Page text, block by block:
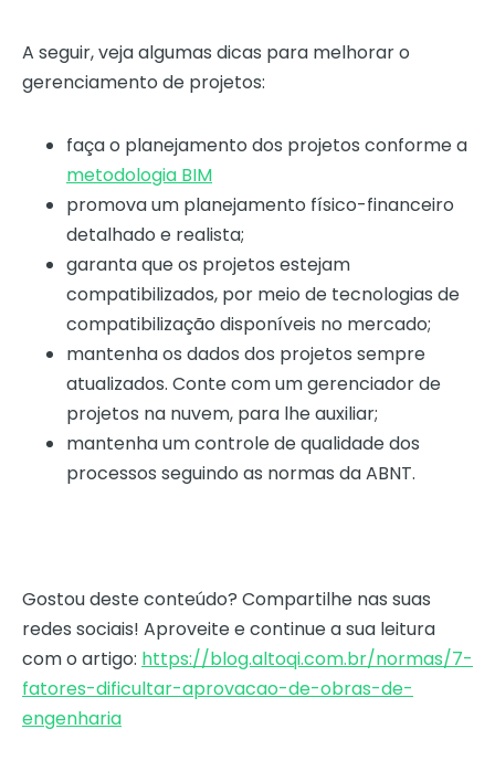
A seguir, veja algumas dicas para melhorar o
gerenciamento de projetos:
faça o planejamento dos projetos conforme a
metodologia BIM
promova um planejamento físico-financeiro
detalhado e realista;
garanta que os projetos estejam
compatibilizados, por meio de tecnologias de
compatibilização disponíveis no mercado;
mantenha os dados dos projetos sempre
atualizados. Conte com um gerenciador de
projetos na nuvem, para lhe auxiliar;
mantenha um controle de qualidade dos
processos seguindo as normas da ABNT.
Gostou deste conteúdo? Compartilhe nas suas
redes sociais! Aproveite e continue a sua leitura
com o artigo: https://blog.altoqi.com.br/normas/7-
fatores-dificultar-aprovacao-de-obras-de-
engenharia